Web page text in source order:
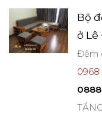
Bộ
ở Lê
Đệm
0968